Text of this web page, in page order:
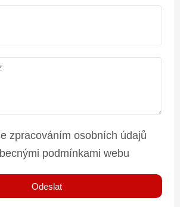
zpracováním osobních údajů
podmínkami webu
Odeslat